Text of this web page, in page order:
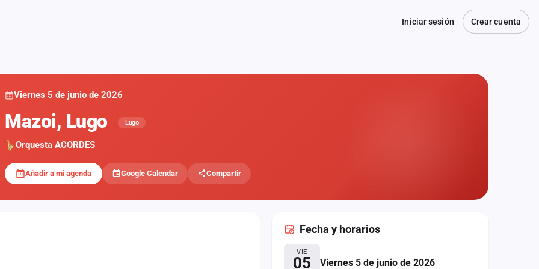
Iniciar sesión Crear cuenta
Viernes 5 de junio de 2026
Mazoi, Lugo Lugo
Orquesta ACORDES
Añadir a mi agenda Google Calendar Compartir
Fecha y horarios
VIE
05 Viernes 5 de junio de 2026